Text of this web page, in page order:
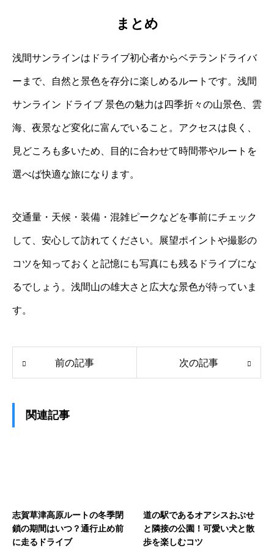
まとめ
浅間サンラインはドライブ初心者からベテランドライバ
ーまで、自然と景色を存分に楽しめるルートです。浅間
サンライン ドライブ 景色の魅力は四季折々の山景色、雲
海、夜景など変化に富んでいること。アクセスは良く、
見どころも多いため、目的に合わせて時間帯やルートを
選べば快適な旅になります。
交通量・天候・装備・混雑ピークなどを事前にチェック
して、安心して訪れてください。展望ポイントや撮影の
コツを知っておくと記憶にも写真にも残るドライブにな
るでしょう。浅間山の雄大さと広大な景色が待っていま
す。
前の記事 次の記事
関連記事
志賀草津高原ルートの冬季閉
鎖の期間はいつ？通行止め前
に走るドライブ
道の駅であるオアシスおぶせ
と隣接の公園！可愛い犬と散
歩を楽しむコツ